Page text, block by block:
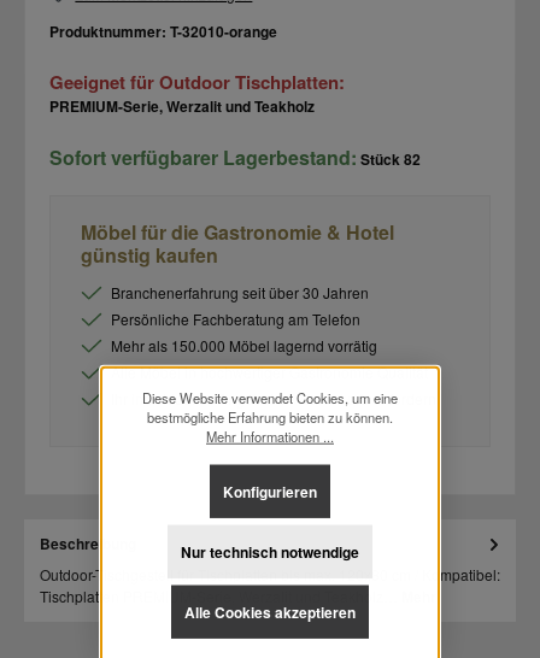
Produktnummer: T-32010-orange
Geeignet für Outdoor Tischplatten:
PREMIUM-Serie, Werzalit und Teakholz
Sofort verfügbarer Lagerbestand: Stück 82
Möbel für die Gastronomie & Hotel
günstig kaufen
Branchenerfahrung seit über 30 Jahren
Persönliche Fachberatung am Telefon
Mehr als 150.000 Möbel lagernd vorrätig
Alle Möbel in hochwertiger Gastronomie Qualität
Ihr individuelles Angebot im Warenkorb anfordern
Beschreibung
Outdoor-Tischgestell für Tischplatten bis max. 120x80 cm / Kompatibel:
Tischplatten PREMIUM-Serie, Werzalit und Teakholz…
Diese Website verwendet Cookies, um eine
bestmögliche Erfahrung bieten zu können.
Mehr Informationen ...
Nur technisch notwendige
Konfigurieren
Alle Cookies akzeptieren